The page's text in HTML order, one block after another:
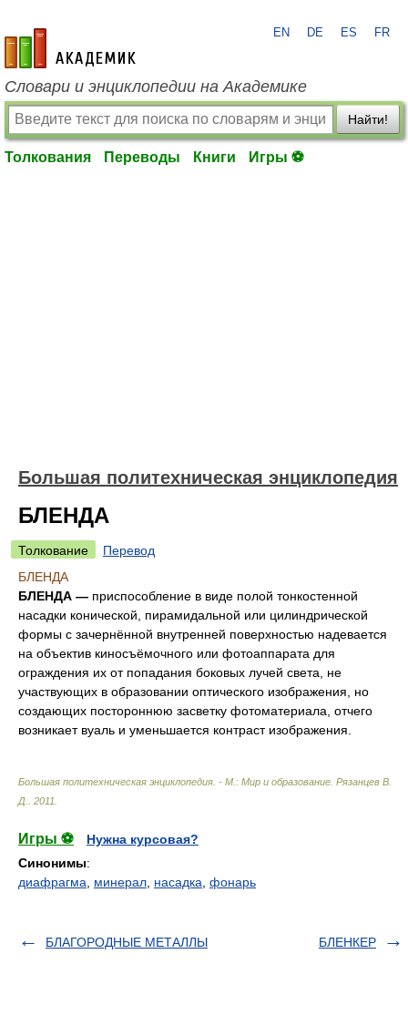
academic.ru
EN DE ES FR
Словари и энциклопедии на Академике
Найти!
Толкования Переводы Книги Игры ⚽
Большая политехническая энциклопедия
БЛЕНДА
Толкование
Перевод
БЛЕНДА
БЛЕНДА — приспособление в виде полой тонкостенной
насадки конической, пирамидальной или цилиндрической
формы с зачернённой внутренней поверхностью надевается
на объектив киносъёмочного или фотоаппарата для
ограждения их от попадания боковых лучей света, не
участвующих в образовании оптического изображения, но
создающих постороннюю засветку фотоматериала, отчего
возникает вуаль и уменьшается контраст изображения.
Большая политехническая энциклопедия. - М.: Мир и образование Рязанцев В.
Д.
2011
Игры ⚽
Нужна курсовая?
Синонимы:
диафрагма
минерал насадка фонарь
БЛАГОРОДНЫЕ МЕТАЛЛЫ БЛЕНКЕР